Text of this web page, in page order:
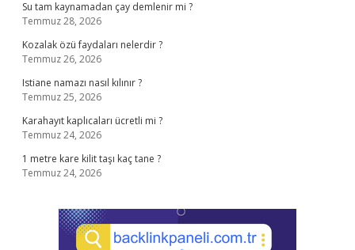
Su tam kaynamadan çay demlenir mi ?
Temmuz 28, 2026
Kozalak özü faydaları nelerdir ?
Temmuz 26, 2026
Istiane namazı nasıl kılınır ?
Temmuz 25, 2026
Karahayıt kaplıcaları ücretli mi ?
Temmuz 24, 2026
1 metre kare kilit taşı kaç tane ?
Temmuz 24, 2026